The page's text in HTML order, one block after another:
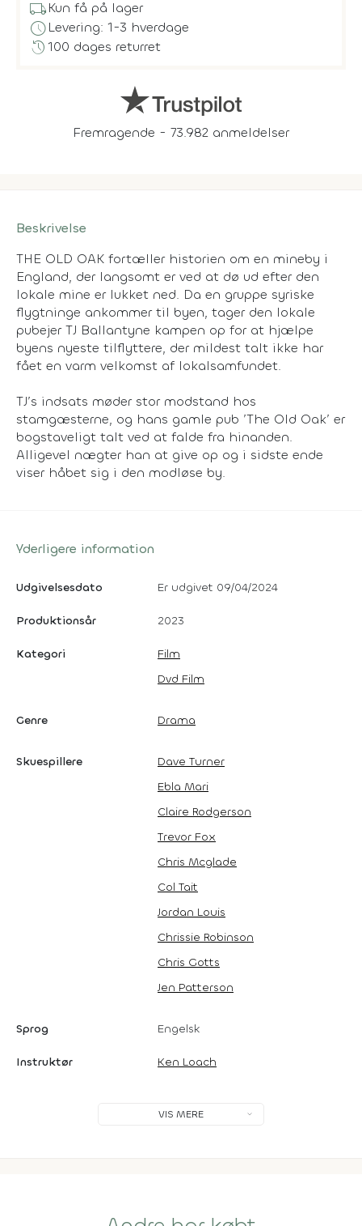
local_shippingKun få på lager
scheduleLevering: 1-3 hverdage
history100 dages returret
Fremragende - 73.982 anmeldelser
Beskrivelse
THE OLD OAK fortæller historien om en mineby i
England, der langsomt er ved at dø ud efter den
lokale mine er lukket ned. Da en gruppe syriske
flygtninge ankommer til byen, tager den lokale
pubejer TJ Ballantyne kampen op for at hjælpe
byens nyeste tilflyttere, der mildest talt ikke har
fået en varm velkomst af lokalsamfundet.
TJ’s indsats møder stor modstand hos
stamgæsterne, og hans gamle pub ’The Old Oak’ er
bogstaveligt talt ved at falde fra hinanden.
Alligevel nægter han at give op og i sidste ende
viser håbet sig i den modløse by.
Yderligere information
Udgivelsesdato Er udgivet 09/04/2024
Produktionsår 2023
Kategori
Film
Dvd Film
Genre Drama
Skuespillere
Dave Turner
Ebla Mari
Claire Rodgerson
Trevor Fox
Chris Mcglade
Col Tait
Jordan Louis
Chrissie Robinson
Chris Gotts
Jen Patterson
Sprog Engelsk
Instruktør Ken Loach
VIS MERE